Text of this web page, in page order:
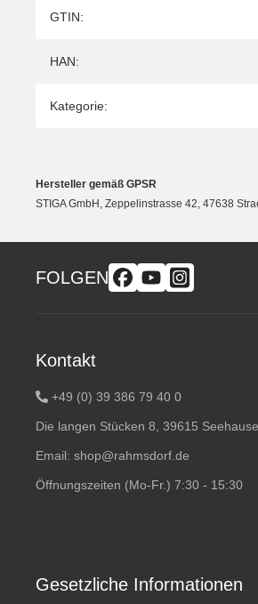
Produkteigenschaft
Wert
GTIN:
HAN:
Kategorie:
Hersteller gemäß GPSR
STIGA GmbH, Zeppelinstrasse 42, 47638
FOLGEN
Kontakt
+49 (0) 39 386 79 40 0
Die langen Stücken 8, 39615
Email: shop@rahmsdorf.de
Öffnungszeiten (Mo-Fr.) 7:30 - 15:30
Gesetzliche Informationen